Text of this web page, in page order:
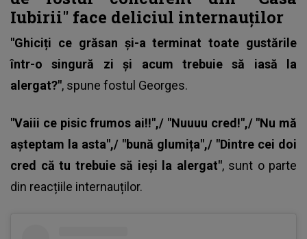
Iubirii" face deliciul internauților
"Ghiciți ce grăsan și-a terminat toate gustările
într-o singură zi și acum trebuie să iasă la
alergat?", spune fostul Georges.
"Vaiii ce pisic frumos ai!!",/ "Nuuuu cred!",/ "Nu mă
așteptam la asta",/ "bună glumița",/ "Dintre cei doi
cred că tu trebuie să ieși la alergat", sunt o parte
din reacțiile internauților.